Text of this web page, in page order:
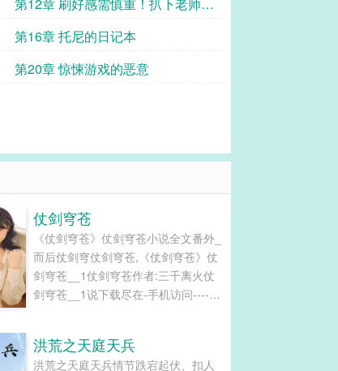
脸皮！
第16章 托尼的日记本
第20章 惊悚游戏的恶意
仗剑穹苍
《仗剑穹苍》仗剑穹苍小说全文番外_
而后仗剑穹仗剑穹苍,《仗剑穹苍》仗
剑穹苍__1仗剑穹苍作者:三千离火仗
剑穹苍__1说下载尽在-手机访问----
洪荒之天庭天兵
洪荒之天庭天兵情节跌宕起伏、扣人